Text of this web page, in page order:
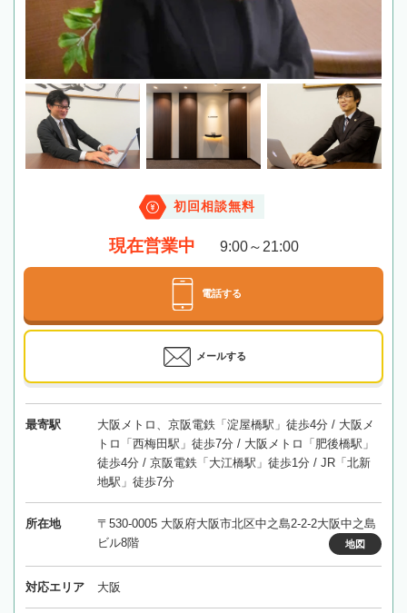
初回相談無料
現在営業中 9:00～21:00
電話する
メールする
最寄駅
大阪メトロ、京阪電鉄「淀屋橋駅」徒歩4分 / 大阪メ
トロ「西梅田駅」徒歩7分 / 大阪メトロ「肥後橋駅」
徒歩4分 / 京阪電鉄「大江橋駅」徒歩1分 / JR「北新
地駅」徒歩7分
所在地
〒530-0005 大阪府大阪市北区中之島2-2-2大阪中之島
ビル8階
地図
対応エリア 大阪